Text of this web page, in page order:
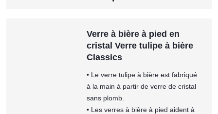
Verre à bière à pied en
cristal Verre tulipe à bière
Classics
• Le verre tulipe à bière est fabriqué
à la main à partir de verre de cristal
sans plomb.
• Les verres à bière à pied aident à